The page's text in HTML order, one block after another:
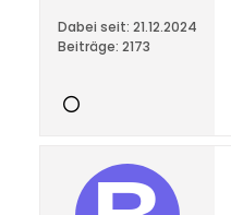
Dabei seit: 21.12.2024
Beiträge: 2173